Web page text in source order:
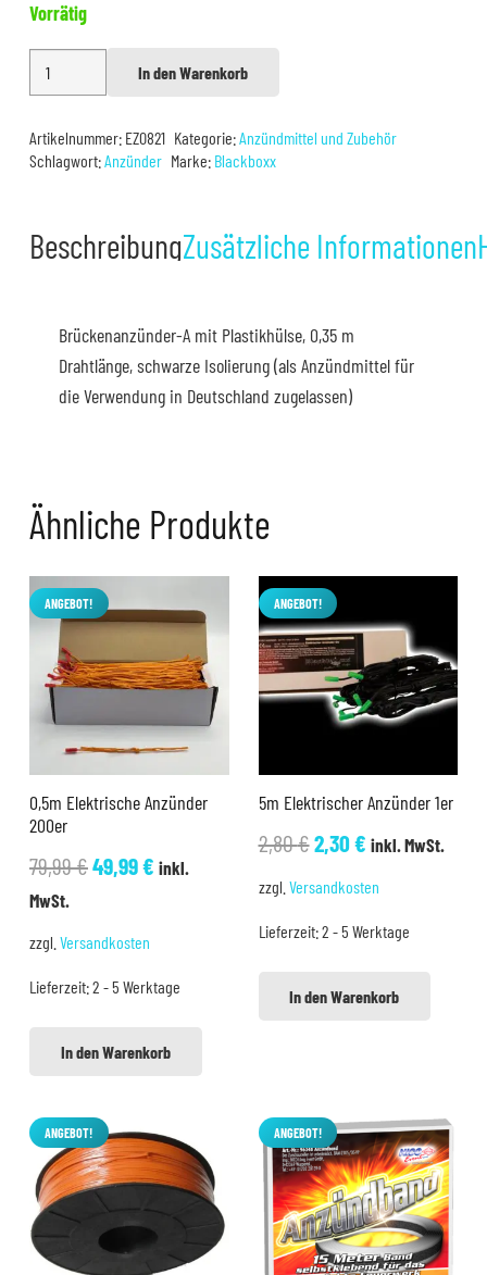
Vorrätig
35cm
Elektrische
100er
In den Warenkorb
Alternative:
Artikelnummer: EZ0821 Kategorie:Anzündmittel und Zubehör
Schlagwort:Anzünder Marke: Blackboxx
BeschreibungZusätzliche Informationen
Brückenanzünder-A mit Plastikhülse, 0,35 m
Drahtlänge, schwarze Isolierung (als Anzündmittel für
die Verwendung in Deutschland zugelassen)
Ähnliche Produkte
ANGEBOT!
0,5m Elektrische Anzünder
200er
79,99€Ursprünglicher
49,99€Aktueller
inkl.
MwSt.
zzgl. Versandkosten
Lieferzeit:2 - 5 Werktage
In den Warenkorb
ANGEBOT!
5m Elektrischer Anzünder 1er
2,80€Ursprünglicher
2,80 €
2,30€Aktueller
2,30 €.
inkl. MwSt.
zzgl. Versandkosten
Lieferzeit:2 - 5 Werktage
In den Warenkorb
ANGEBOT! ANGEBOT!